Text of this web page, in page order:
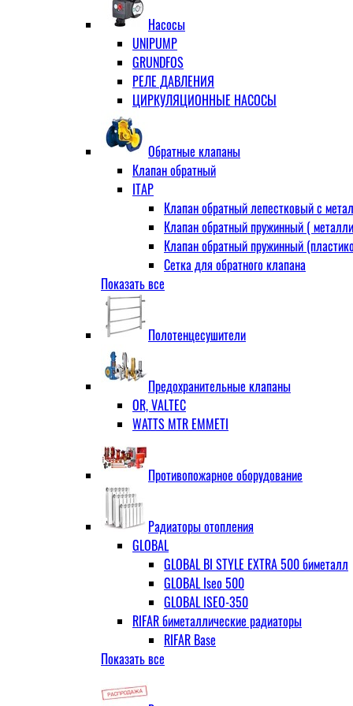
Ниппель прямой
Ниппель-переходник
Переходник ВН
Переходник НВ (футорка)
Сгон
Угловой
Тройник
Тройник переходной
Тройник равный
Угольник
ВВ
ВН
Удлинитель потока для радиатора
Насосы
UNIPUMP
GRUNDFOS
РЕЛЕ ДАВЛЕНИЯ
ЦИРКУЛЯЦИОННЫЕ НАСОСЫ
Обратные клапаны
Клапан обратный
ITAP
Клапан обратный лепестковый с
Клапан обратный пружинный (
Клапан обратный пружинный
Сетка для обратного клапана
VALTEC
АДЛ
RD30 Корпус/диск - чугун РN16 (Тмакс
ЧАЗ (двухдисковые)
Показать все
Полотенцесушители
Предохранительные клапаны
OR, VALTEC
WATTS MTR EMMETI
Противопожарное оборудование
Радиаторы отопления
GLOBAL
GLOBAL BI STYLE EXTRA 500 биметалл
GLOBAL Iseo 500
GLOBAL ISEO-350
RIFAR биметаллические радиаторы
RIFAR Base
Показать все